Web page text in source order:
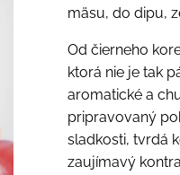
mäsu, do dipu,
Od čierneho
ktorá nie je tak
aromatické a
pripravovaný
sladkosti, tvrdá
zaujímavý